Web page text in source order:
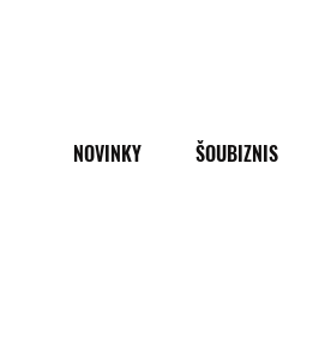
NOVINKY ŠOUBIZNIS